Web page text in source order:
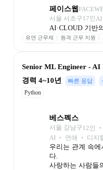
페이스웹
서울 서초구17인
AI·CLOUD 기반
유연 근무제 원격 근무 지원
Senior ML Engineer - AI
경력 4~10년
빠른 응답
Python
베스펙스
서울 강남구12인 ‧
AI ‧ 연애 ‧ 디지
우리는 관계 속에
다.
사랑하는 사람들